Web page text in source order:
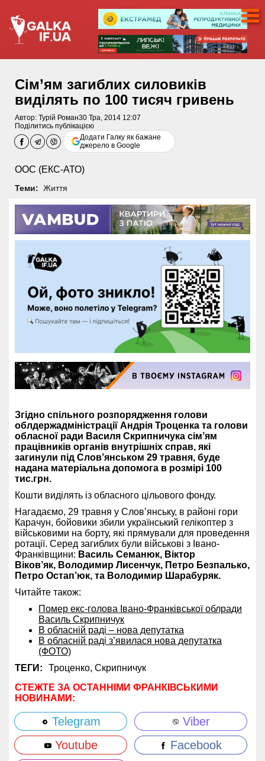
Сім’ям загиблих силовиків
виділять по 100 тисяч гривень
Автор: Турій Роман30 Тра, 2014 12:07
Поділитись публікацією
Додати Галку як бажане
джерело в Google
ООС (ЕКС-АТО)
Теми: Життя
Згідно спільного розпорядження голови
облдержадміністрації Андрія Троценка та голови
обласної ради Василя Скрипничука сім’ям
працівників органів внутрішніх справ, які
загинули під Слов’янськом 29 травня, буде
надана матеріальна допомога в розмірі 100
тис.грн.
Кошти виділять із обласного цільового фонду.
Нагадаємо, 29 травня у Слов’янську, в районі гори
Карачун, бойовики збили український гелікоптер з
військовими на борту, які прямували для проведення
ротації. Серед загиблих були військові з Івано-
Франківщини: Василь Семанюк, Віктор
Віков’як, Володимир Лисенчук, Петро Безпалько,
Петро Остап’юк, та Володимир Шарабуряк.
Читайте також:
Помер екс-голова Івано-Франківської облради
Василь Скрипничук
В обласній раді – нова депутатка
В обласній раді з’явилася нова депутатка
(ФОТО)
ТЕГИ:
Троценко, Скрипничук
СТЕЖТЕ ЗА ОСТАННІМИ ФРАНКІВСЬКИМИ
НОВИНАМИ:
Telegram
Viber
Youtube
Facebook